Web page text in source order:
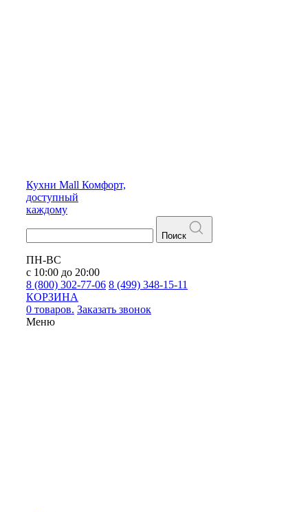
Кухни Mall Комфорт,
доступный
каждому
Поиск
ПН-ВС
с 10:00 до 20:00
8 (800) 302-77-06 8 (499) 348-15-11
КОРЗИНА
0 товаров. Заказать звонок
Меню